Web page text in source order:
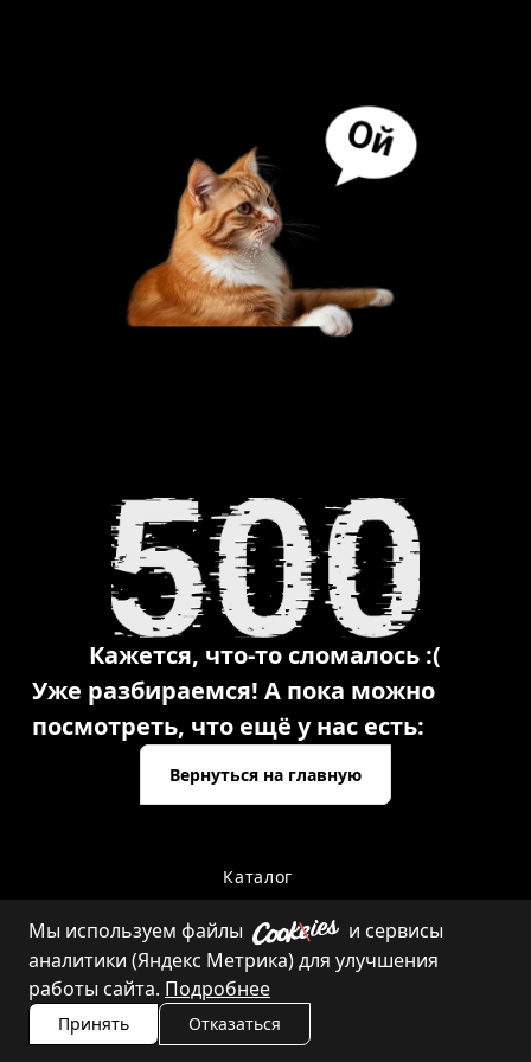
Кажется, что-то сломалось :(
Уже разбираемся! А пока можно
посмотреть, что ещё у нас есть:
Вернуться на главную
Каталог
Контакты
Мы используем файлы
и сервисы
аналитики (Яндекс Метрика) для улучшения
работы сайта. Подробнее
Принять Отказаться